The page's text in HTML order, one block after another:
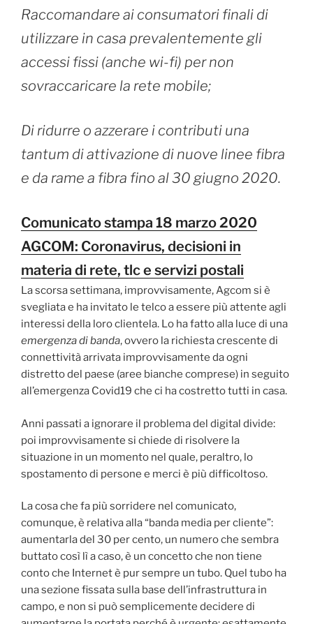
Raccomandare ai consumatori finali di
utilizzare in casa prevalentemente gli
accessi fissi (anche wi-fi) per non
sovraccaricare la rete mobile;
Di ridurre o azzerare i contributi una
tantum di attivazione di nuove linee fibra
e da rame a fibra fino al 30 giugno 2020.
Comunicato stampa 18 marzo 2020
AGCOM: Coronavirus, decisioni in
materia di rete, tlc e servizi postali
La scorsa settimana, improvvisamente, Agcom si è
svegliata e ha invitato le telco a essere più attente agli
interessi della loro clientela. Lo ha fatto alla luce di una
emergenza di banda, ovvero la richiesta crescente di
connettività arrivata improvvisamente da ogni
distretto del paese (aree bianche comprese) in seguito
all’emergenza Covid19 che ci ha costretto tutti in casa.
Anni passati a ignorare il problema del digital divide:
poi improvvisamente si chiede di risolvere la
situazione in un momento nel quale, peraltro, lo
spostamento di persone e merci è più difficoltoso.
La cosa che fa più sorridere nel comunicato,
comunque, è relativa alla “banda media per cliente”:
aumentarla del 30 per cento, un numero che sembra
buttato così lì a caso, è un concetto che non tiene
conto che Internet è pur sempre un tubo. Quel tubo ha
una sezione fissata sulla base dell’infrastruttura in
campo, e non si può semplicemente decidere di